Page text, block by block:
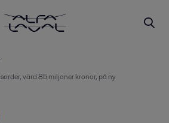
värd 85 miljoner kronor, på ny